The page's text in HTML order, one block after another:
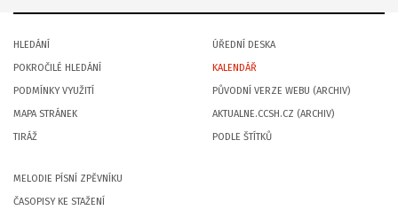
HLEDÁNÍ
POKROČILÉ HLEDÁNÍ
PODMÍNKY VYUŽITÍ
MAPA STRÁNEK
TIRÁŽ
ÚŘEDNÍ DESKA
KALENDÁŘ
PŮVODNÍ VERZE WEBU (ARCHIV)
AKTUALNE.CCSH.CZ (ARCHIV)
PODLE ŠTÍTKŮ
MELODIE PÍSNÍ ZPĚVNÍKU
ČASOPISY KE STAŽENÍ